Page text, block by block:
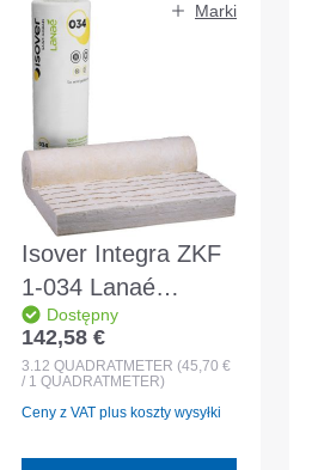
Marki
Isover Integra ZKF
1-034 Lanaé
2600x1200x240mm
filc mocujący
między krokwiami
Dostępny
Cena regularna:
142,58 €
3.12 QUADRATMETER (45,70 €
/ 1 QUADRATMETER)
Ceny z VAT plus koszty wysyłki